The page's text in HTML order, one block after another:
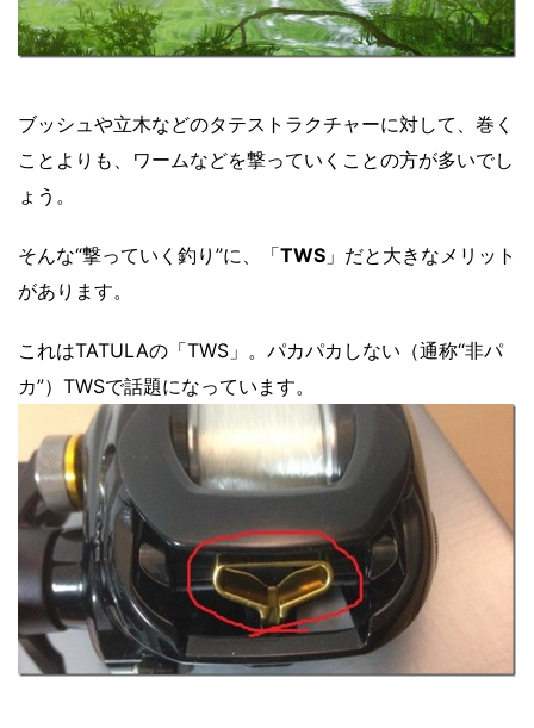
ブッシュや立木などのタテストラクチャーに対して、巻く
ことよりも、ワームなどを撃っていくことの方が多いでし
ょう。
そんな“撃っていく釣り”に、「TWS 」だと大きなメリット
があります。
これはTATULAの「TWS」。パカパカしない（通称“非パ
カ”）TWSで話題になっています。